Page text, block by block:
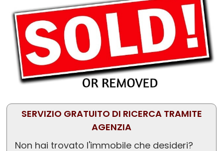
SERVIZIO GRATUITO DI RICERCA TRAMITE
AGENZIA
Non hai trovato l'immobile che desideri?